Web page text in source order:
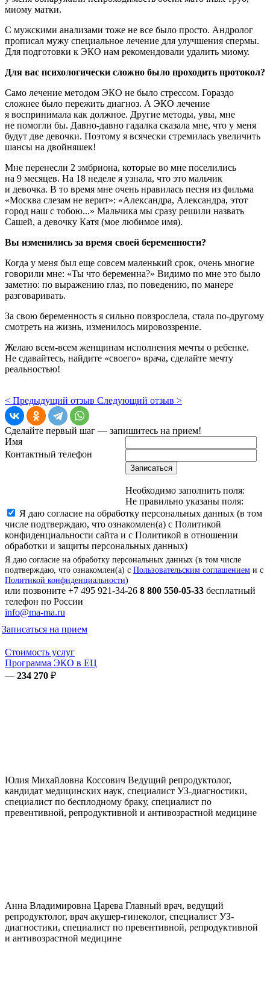
миому матки.
С мужскими анализами тоже не все было просто. Андролог
прописал мужу специальное лечение для улучшения спермы.
Для подготовки к ЭКО нам рекомендовали удалить миому.
Для вас психологически сложно было проходить протокол?
Само лечение методом ЭКО не было стрессом. Гораздо
сложнее было пережить диагноз. А ЭКО лечение
я воспринимала как должное. Другие методы, увы, мне
не помогли бы. Давно-давно гадалка сказала мне, что у меня
будут две девочки. Поэтому я всячески стремилась увеличить
шансы на двойняшек!
Мне перенесли 2 эмбриона, которые во мне поселились
на 9 месяцев. На 18 неделе я узнала, что это мальчик
и девочка. В то время мне очень нравилась песня из фильма
«Москва слезам не верит»: «Александра, Александра, этот
город наш с тобою...» Мальчика мы сразу решили назвать
Сашей, а девочку Катя (мое любимое имя).
Вы изменились за время своей беременности?
Когда у меня был еще совсем маленький срок, очень многие
говорили мне: «Ты что беременна?» Видимо по мне это было
заметно: по выражению глаз, по поведению, по манере
разговаривать.
За свою беременность я сильно повзрослела, стала по-другому
смотреть на жизнь, изменилось мировоззрение.
Желаю всем-всем женщинам исполнения мечты о ребенке.
Не сдавайтесь, найдите «своего» врача, сделайте мечту
реальностью!
< Предыдущий отзыв Следующий отзыв >
Сделайте первый шаг — запишитесь на прием!
Имя
Контактный телефон
Записаться
Необходимо заполнить поля:
Не правильно указаны поля:
Я даю согласие на обработку персональных данных (в том
числе подтверждаю, что ознакомлен(а) с Политикой
конфиденциальности сайта и с Политикой в отношении
обработки и защиты персональных данных)
Я даю согласие на обработку персональных данных (в том числе
подтверждаю, что ознакомлен(а) с Пользовательским соглашением и с
Политикой конфиденциальности)
или позвоните +7 495 921-34-26 8 800 550-05-33 бесплатный
телефон по России
info@ma-ma.ru
Записаться на прием
Стоимость услуг
Программа ЭКО в ЕЦ
— 234 270 ₽
Юлия Михайловна Коссович Ведущий репродуктолог,
кандидат медицинских наук, специалист УЗ-диагностики,
специалист по бесплодному браку, специалист по
превентивной, репродуктивной и антивозрастной медицине
Анна Владимировна Царева Главный врач, ведущий
репродуктолог, врач акушер-гинеколог, специалист УЗ-
диагностики, специалист по превентивной, репродуктивной
и антивозрастной медицине